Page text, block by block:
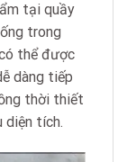
tại quầy
trong
thể được
dàng tiếp
thời thiết
diện tích.